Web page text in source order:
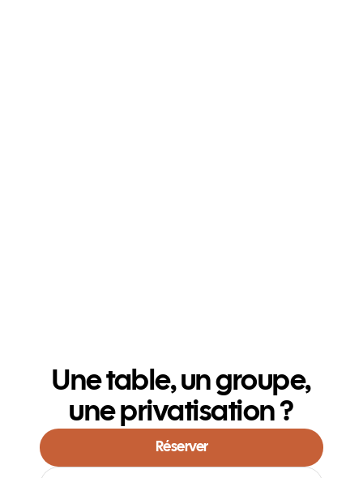
Une table, un groupe,
une privatisation ?
Réserver